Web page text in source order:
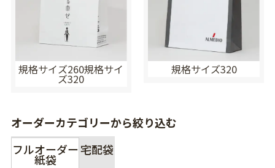
規格サイズ260規格サイ
ズ320
規格サイズ320
オーダーカテゴリーから絞り込む
フルオーダー
紙袋
宅配袋